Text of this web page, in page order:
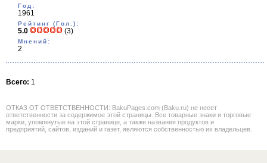
Год:
1961
Рейтинг (Гол.):
5.0 (3)
Мнений:
2
Всего: 1
ОТКАЗ ОТ ОТВЕТСТВЕННОСТИ: BakuPages.com (Baku.ru) не несет
ответственности за содержимое этой страницы. Все товарные знаки и торговые
марки, упомянутые на этой странице, а также названия продуктов и
предприятий, сайтов, изданий и газет, являются собственностью их владельцев.